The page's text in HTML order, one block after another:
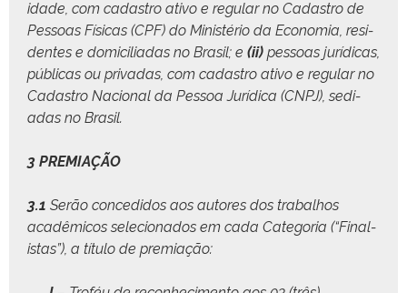
idade, com cadas­tro ati­vo e reg­u­lar no Cadas­tro de
Pes­soas Físi­cas (CPF) do Min­istério da Econo­mia, res­i­
dentes e domi­cil­i­adas no Brasil; e (ii) pes­soas jurídi­cas,
públi­cas ou pri­vadas, com cadas­tro ati­vo e reg­u­lar no
Cadas­tro Nacional da Pes­soa Jurídi­ca (CNPJ), sedi­
adas no Brasil.
3 PREMIAÇÃO
3.1 Serão con­ce­di­dos aos autores dos tra­bal­hos
acadêmi­cos sele­ciona­dos em cada Cat­e­go­ria (“Final­
is­tas”), a títu­lo de premiação: